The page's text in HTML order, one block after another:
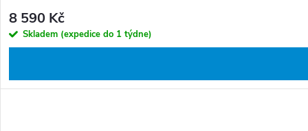
8 590 Kč
Skladem (expedice do 1 týdne)